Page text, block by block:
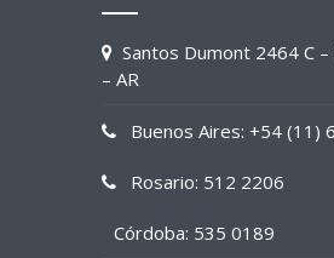
Santos Dumont 2464 C –
– AR
Buenos Aires: +54 (11)
Rosario: 512 2206
Córdoba: 535 0189